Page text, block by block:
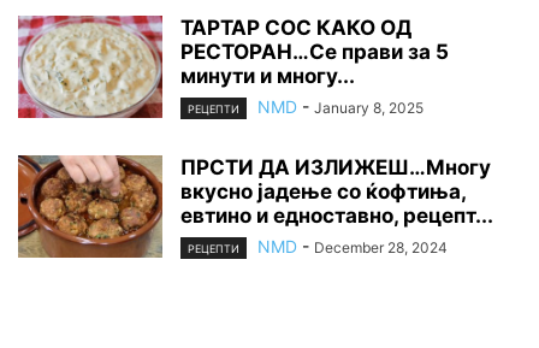
ТАРТАР СОС КАКО ОД
РЕСТОРАН…Се прави за 5
минути и многу...
РЕЦЕПТИ NMD - January 8, 2025
ПРСТИ ДА ИЗЛИЖЕШ…Многу
вкусно јадење со ќофтиња,
евтино и едноставно, рецепт...
РЕЦЕПТИ NMD - December 28, 2024